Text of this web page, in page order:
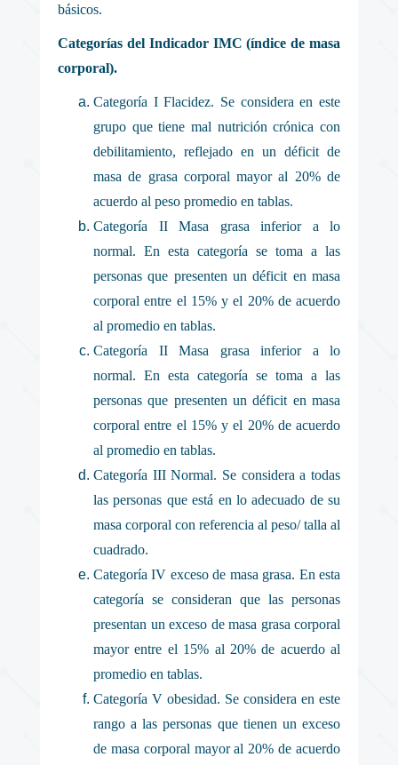
básicos.
Categorías del Indicador IMC (índice de masa
corporal).
Categoría I Flacidez. Se considera en este
grupo que tiene mal nutrición crónica con
debilitamiento, reflejado en un déficit de
masa de grasa corporal mayor al 20% de
acuerdo al peso promedio en tablas.
Categoría II Masa grasa inferior a lo
normal. En esta categoría se toma a las
personas que presenten un déficit en masa
corporal entre el 15% y el 20% de acuerdo
al promedio en tablas.
Categoría II Masa grasa inferior a lo
normal. En esta categoría se toma a las
personas que presenten un déficit en masa
corporal entre el 15% y el 20% de acuerdo
al promedio en tablas.
Categoría III Normal. Se considera a todas
las personas que está en lo adecuado de su
masa corporal con referencia al peso/ talla al
cuadrado.
Categoría IV exceso de masa grasa. En esta
categoría se consideran que las personas
presentan un exceso de masa grasa corporal
mayor entre el 15% al 20% de acuerdo al
promedio en tablas.
Categoría V obesidad. Se considera en este
rango a las personas que tienen un exceso
de masa corporal mayor al 20% de acuerdo